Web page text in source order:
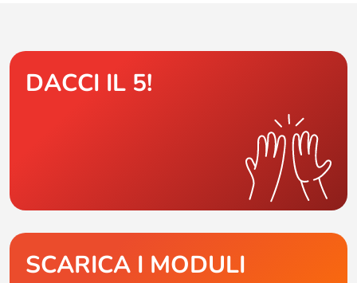
DACCI IL 5!
SCARICA I MODULI